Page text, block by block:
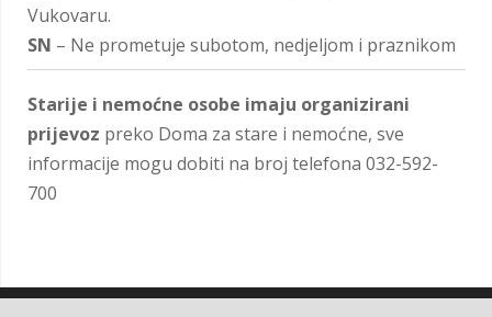
Vukovaru.
SN – Ne prometuje subotom, nedjeljom i praznikom
Starije i nemoćne osobe imaju organizirani
prijevoz preko Doma za stare i nemoćne, sve
informacije mogu dobiti na broj telefona 032-592-
700